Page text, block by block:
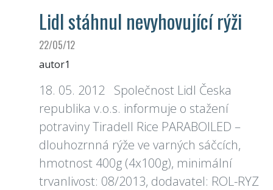
Lidl stáhnul nevyhovující rýži
22/05/12
autor1
18. 05. 2012 Společnost Lidl Česka
republika v.o.s. informuje o stažení
potraviny Tiradell Rice PARABOILED –
dlouhozrnná rýže ve varných sáčcích,
hmotnost 400g (4x100g), minimální
trvanlivost: 08/2013, dodavatel: ROL-RYZ